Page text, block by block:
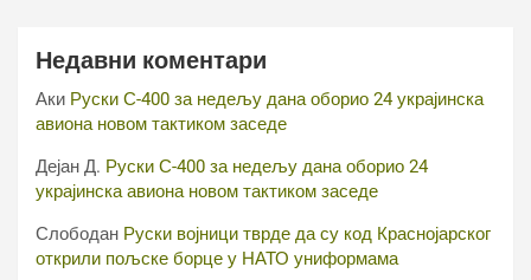
Недавни коментари
Аки Руски С-400 за недељу дана оборио 24 украјинска
авиона новом тактиком заседе
Дејан Д. Руски С-400 за недељу дана оборио 24
украјинска авиона новом тактиком заседе
Слободан Руски војници тврде да су код Краснојарског
открили пољске борце у НАТО униформама